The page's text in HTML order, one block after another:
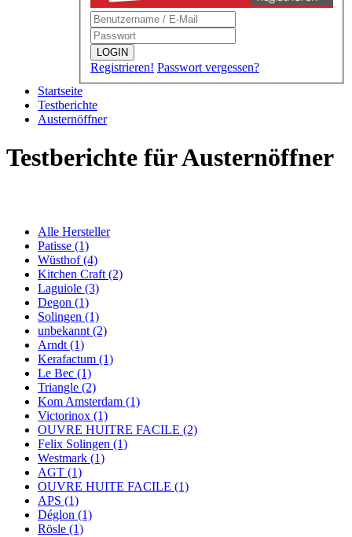
LOGIN
Registrieren! Passwort vergessen?
Startseite
Testberichte
Austernöffner
Testberichte für Austernöffner
Alle Hersteller
Patisse (1)
Wüsthof (4)
Kitchen Craft (2)
Laguiole (3)
Degon (1)
Solingen (1)
unbekannt (2)
Arndt (1)
Kerafactum (1)
Le Bec (1)
Triangle (2)
Kom Amsterdam (1)
Victorinox (1)
OUVRE HUITRE FACILE (2)
Felix Solingen (1)
Westmark (1)
AGT (1)
OUVRE HUITE FACILE (1)
APS (1)
Déglon (1)
Rösle (1)